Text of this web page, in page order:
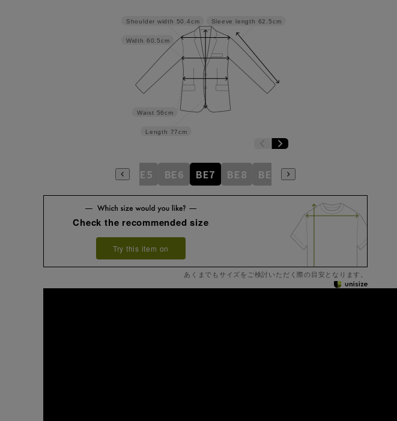
Sleeve length 62.5cm
Length 77cm
Waist 56cm
Width 60.5cm
Shoulder width 50.4cm
BE4 BE5 BE6 BE7 BE8 BE9 BE10
Check the recommended size
Try this item on
あくまでもサイズをご検討いただく際の目安となります。